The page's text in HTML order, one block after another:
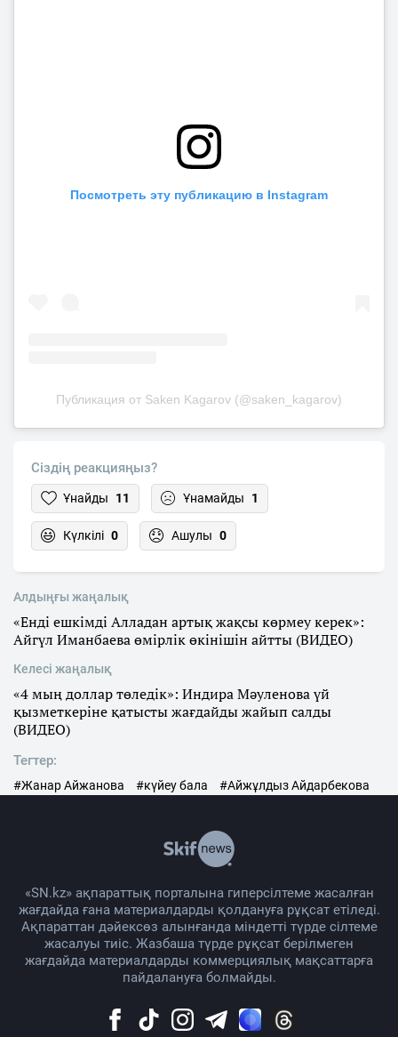
Посмотреть эту публикацию в Instagram
Публикация от Saken Kagarov (@saken_kagarov)
Сіздің реакцияңыз?
Ұнайды 11 Ұнамайды 1
Күлкілі 0 Ашулы 0
Алдыңғы жаңалық
«Енді ешкімді Алладан артық жақсы көрмеу керек»:
Айгүл Иманбаева өмірлік өкінішін айтты (ВИДЕО)
Келесі жаңалық
«4 мың доллар төледік»: Индира Мәуленова үй
қызметкеріне қатысты жағдайды жайып салды
(ВИДЕО)
Тегтер:
#Жанар Айжанова #күйеу бала #Айжұлдыз Айдарбекова
«SN.kz» ақпараттық порталына гиперсілтеме жасалған
жағдайда ғана материалдарды қолдануға рұқсат етіледі.
Ақпараттан дәйексөз алынғанда міндетті түрде сілтеме
жасалуы тиіс. Жазбаша түрде рұқсат берілмеген
жағдайда материалдарды коммерциялық мақсаттарға
пайдалануға болмайды.